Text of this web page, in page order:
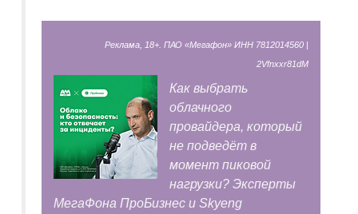
Реклама, 18+. ПАО «Мегафон» ИНН 7812014560 |
2Vfnxxr81dM
Как выбрать
облачного
провайдера, который
не подведёт в
момент пиковой
нагрузки? Эксперты
МегаФона ПроБизнес и Skyeng